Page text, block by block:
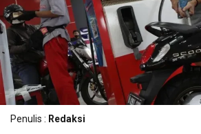
Penulis : Redaksi